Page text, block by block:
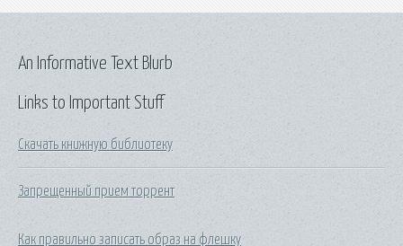
Links to Important Stuff
Скачать книжную библиотеку
Запрещенный прием торрент
Как правильно записать образ на флешку
An Informative Text Blurb